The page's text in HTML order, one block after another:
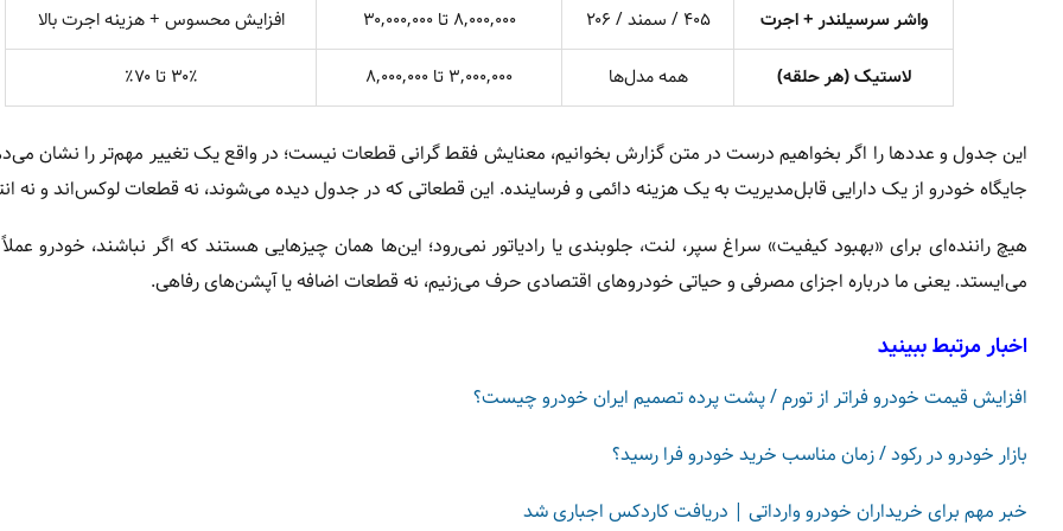
واشر سرسیلندر + اجرت
۴۰۵ / سمند / ۲۰۶ ۸,۰۰۰,۰۰۰ تا ۳۰,۰۰۰,۰۰۰
افزایش محسوس + هزینه اجرت بالا
لاستیک (هر حلقه)
همه مدل‌ها ۳,۰۰۰,۰۰۰ تا ۸,۰۰۰,۰۰۰ ۳۰٪ تا ۷۰٪
این جدول و عددها را اگر بخواهیم درست در متن گزارش بخوانیم، معنایش فقط گرانی قطعات نیست؛ در واقع یک تغییر مهم‌تر را نشان
جایگاه خودرو از یک دارایی قابل‌مدیریت به یک هزینه دائمی و فرساینده. این قطعاتی که در جدول دیده می‌شوند، نه قطعات لوکس‌اند و نه
هیچ راننده‌ای برای «بهبود کیفیت» سراغ سپر، لنت، جلوبندی یا رادیاتور نمی‌رود؛ این‌ها همان چیزهایی هستند که اگر نباشند، خودرو
می‌ایستد. یعنی ما درباره اجزای مصرفی و حیاتی خودروهای اقتصادی حرف می‌زنیم، نه قطعات اضافه یا آپشن‌های رفاهی.
اخبار مرتبط ببینید
افزایش قیمت خودرو فراتر از تورم / پشت پرده تصمیم ایران خودرو چیست؟
بازار خودرو در رکود / زمان مناسب خرید خودرو فرا رسید؟
خبر مهم برای خریداران خودرو وارداتی | دریافت کاردکس اجباری شد